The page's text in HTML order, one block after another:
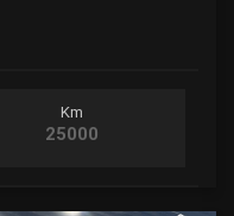
Km
25000